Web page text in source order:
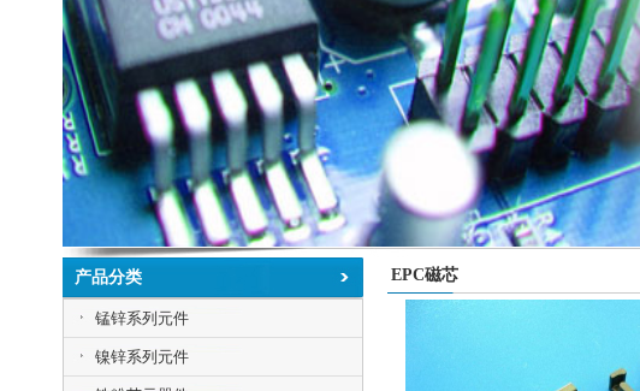
产品分类
锰锌系列元件
镍锌系列元件
EPC磁芯